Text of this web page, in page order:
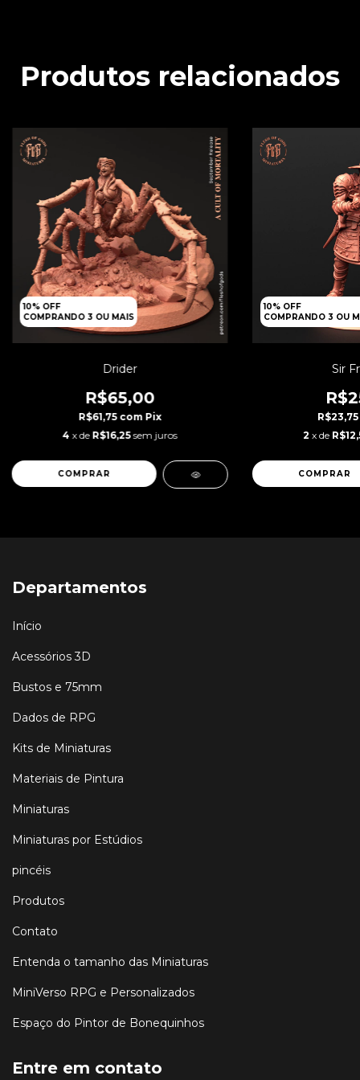
Produtos relacionados
10% OFF
COMPRANDO 3 OU MAIS
Drider
R$65,00
R$61,75 com Pix
4 x de R$16,25 sem juros
10% OFF
COMPRANDO 3 OU
Sir
R$23,75
2 x de
Departamentos
Início
Acessórios 3D
Bustos e 75mm
Dados de RPG
Kits de Miniaturas
Materiais de Pintura
Miniaturas
Miniaturas por Estúdios
pincéis
Produtos
Contato
Entenda o tamanho das Miniaturas
MiniVerso RPG e Personalizados
Espaço do Pintor de Bonequinhos
Entre em contato